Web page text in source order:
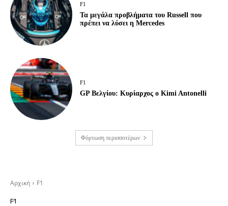
F1
Τα μεγάλα προβλήματα του Russell που
πρέπει να λύσει η Mercedes
F1
GP Βελγίου: Κυρίαρχος ο Kimi Antonelli
Φόρτωση περισσοτέρων